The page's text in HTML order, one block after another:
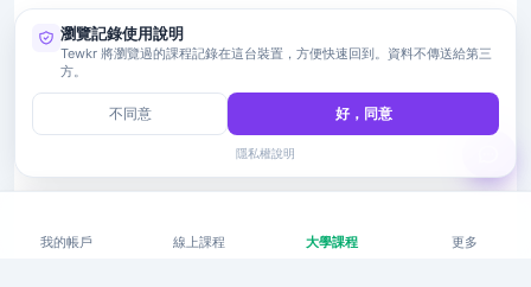
我的帳戶 線上課程 大學課程 更多
瀏覽記錄使用說明
Tewkr 將瀏覽過的課程記錄在這台裝置，方便快速回到。資料不傳送給第三
方。
不同意 好，同意
隱私權說明